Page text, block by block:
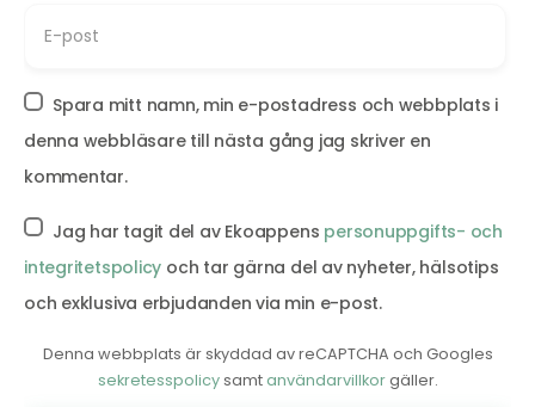
Spara mitt namn, min e-postadress och webbplats i
denna webbläsare till nästa gång jag skriver en
kommentar.
Jag har tagit del av Ekoappens personuppgifts- och
integritetspolicy och tar gärna del av nyheter, hälsotips
och exklusiva erbjudanden via min e-post.
Denna webbplats är skyddad av reCAPTCHA och Googles
sekretesspolicysamtanvändarvillkorgäller.